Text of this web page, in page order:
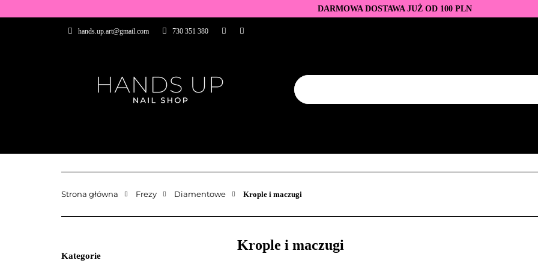
DARMOWA DOSTAWA JUŻ OD 100 PLN
hands.up.art@gmail.com 730 351 380
WSZYSTKIE PRODUKTY BAZY I TOPY LAKIERY HYBRYDOWE
PĘDZELKI AKCESORIA NOWOŚCI NEW OF THE WEEK
Strona główna Frezy Diamentowe Krople i maczugi
Kategorie
Krople i maczugi